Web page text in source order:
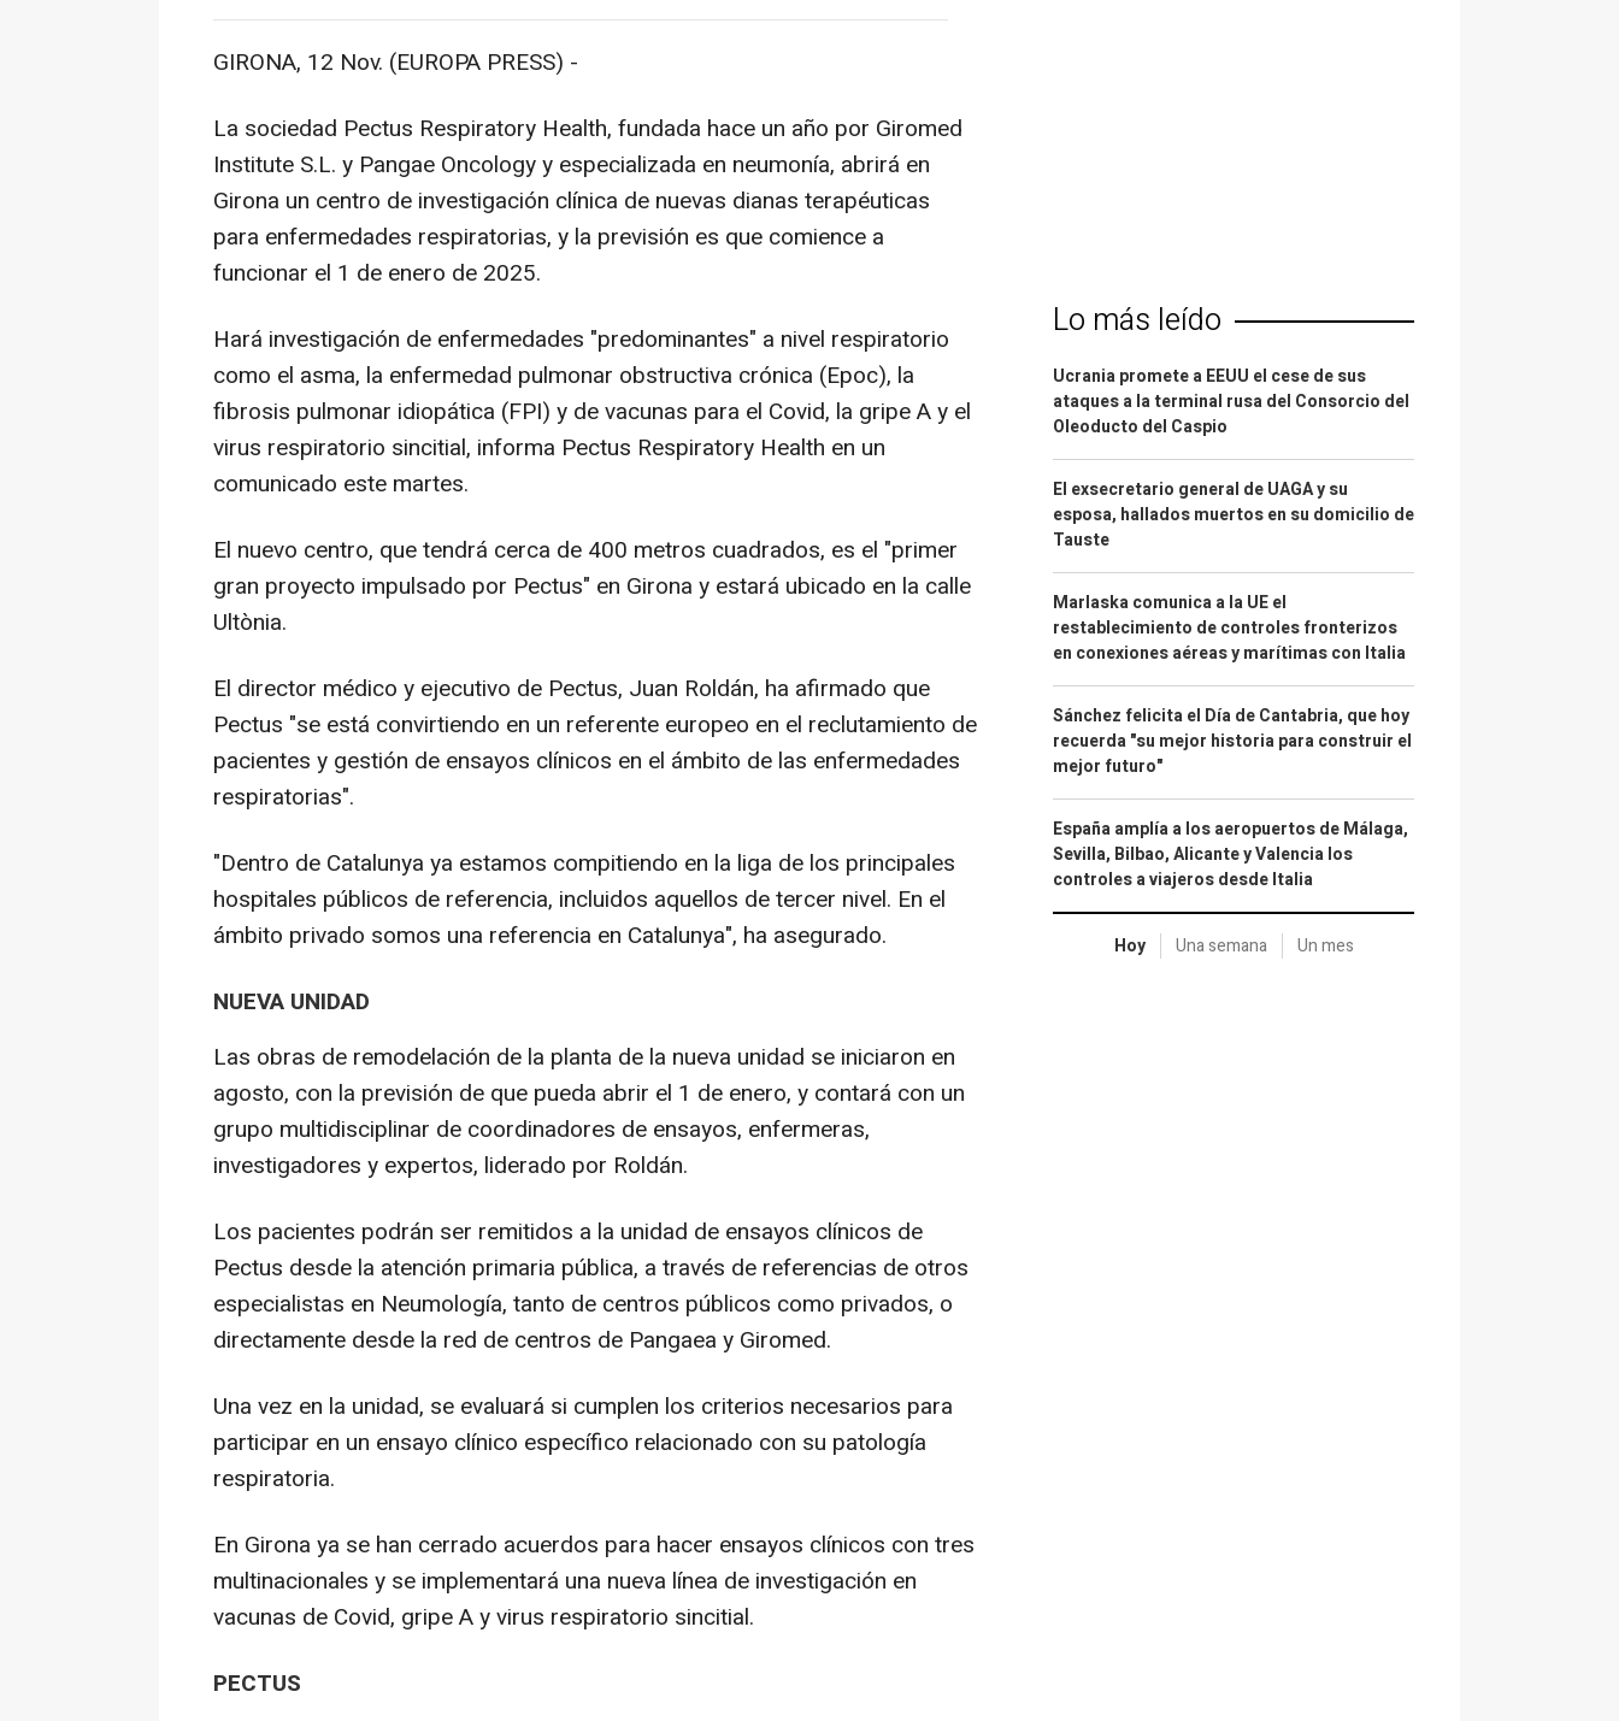
GIRONA, 12 Nov. (EUROPA PRESS) -
La sociedad Pectus Respiratory Health, fundada hace un año por Giromed
Institute S.L. y Pangae Oncology y especializada en neumonía, abrirá en
Girona un centro de investigación clínica de nuevas dianas terapéuticas
para enfermedades respiratorias, y la previsión es que comience a
funcionar el 1 de enero de 2025.
Hará investigación de enfermedades "predominantes" a nivel respiratorio
como el asma, la enfermedad pulmonar obstructiva crónica (Epoc), la
fibrosis pulmonar idiopática (FPI) y de vacunas para el Covid, la gripe A y el
virus respiratorio sincitial, informa Pectus Respiratory Health en un
comunicado este martes.
El nuevo centro, que tendrá cerca de 400 metros cuadrados, es el "primer
gran proyecto impulsado por Pectus" en Girona y estará ubicado en la calle
Ultònia.
El director médico y ejecutivo de Pectus, Juan Roldán, ha afirmado que
Pectus "se está convirtiendo en un referente europeo en el reclutamiento de
pacientes y gestión de ensayos clínicos en el ámbito de las enfermedades
respiratorias".
"Dentro de Catalunya ya estamos compitiendo en la liga de los principales
hospitales públicos de referencia, incluidos aquellos de tercer nivel. En el
ámbito privado somos una referencia en Catalunya", ha asegurado.
NUEVA UNIDAD
Las obras de remodelación de la planta de la nueva unidad se iniciaron en
agosto, con la previsión de que pueda abrir el 1 de enero, y contará con un
grupo multidisciplinar de coordinadores de ensayos, enfermeras,
investigadores y expertos, liderado por Roldán.
Los pacientes podrán ser remitidos a la unidad de ensayos clínicos de
Pectus desde la atención primaria pública, a través de referencias de otros
especialistas en Neumología, tanto de centros públicos como privados, o
directamente desde la red de centros de Pangaea y Giromed.
Una vez en la unidad, se evaluará si cumplen los criterios necesarios para
participar en un ensayo clínico específico relacionado con su patología
respiratoria.
En Girona ya se han cerrado acuerdos para hacer ensayos clínicos con tres
multinacionales y se implementará una nueva línea de investigación en
vacunas de Covid, gripe A y virus respiratorio sincitial.
PECTUS
Lo más leído
Ucrania promete a EEUU el cese de sus
ataques a la terminal rusa del Consorcio del
Oleoducto del Caspio
El exsecretario general de UAGA y su
esposa, hallados muertos en su domicilio de
Tauste
Marlaska comunica a la UE el
restablecimiento de controles fronterizos
en conexiones aéreas y marítimas con Italia
Sánchez felicita el Día de Cantabria, que hoy
recuerda "su mejor historia para construir el
mejor futuro"
España amplía a los aeropuertos de Málaga,
Sevilla, Bilbao, Alicante y Valencia los
controles a viajeros desde Italia
Hoy Una semana Un mes